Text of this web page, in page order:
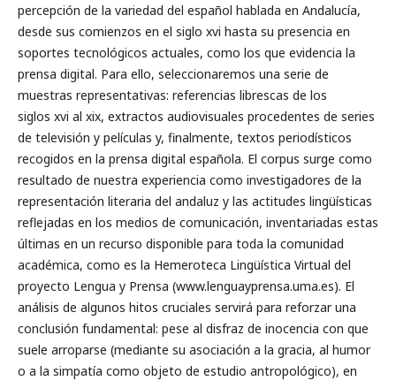
percepción de la variedad del español hablada en Andalucía,
desde sus comienzos en el siglo xvi hasta su presencia en
soportes tecnológicos actuales, como los que evidencia la
prensa digital. Para ello, seleccionaremos una serie de
muestras representativas: referencias librescas de los
siglos xvi al xix, extractos audiovisuales procedentes de series
de televisión y películas y, finalmente, textos periodísticos
recogidos en la prensa digital española. El corpus surge como
resultado de nuestra experiencia como investigadores de la
representación literaria del andaluz y las actitudes lingüísticas
reflejadas en los medios de comunicación, inventariadas estas
últimas en un recurso disponible para toda la comunidad
académica, como es la Hemeroteca Lingüística Virtual del
proyecto Lengua y Prensa (www.lenguayprensa.uma.es). El
análisis de algunos hitos cruciales servirá para reforzar una
conclusión fundamental: pese al disfraz de inocencia con que
suele arroparse (mediante su asociación a la gracia, al humor
o a la simpatía como objeto de estudio antropológico), en